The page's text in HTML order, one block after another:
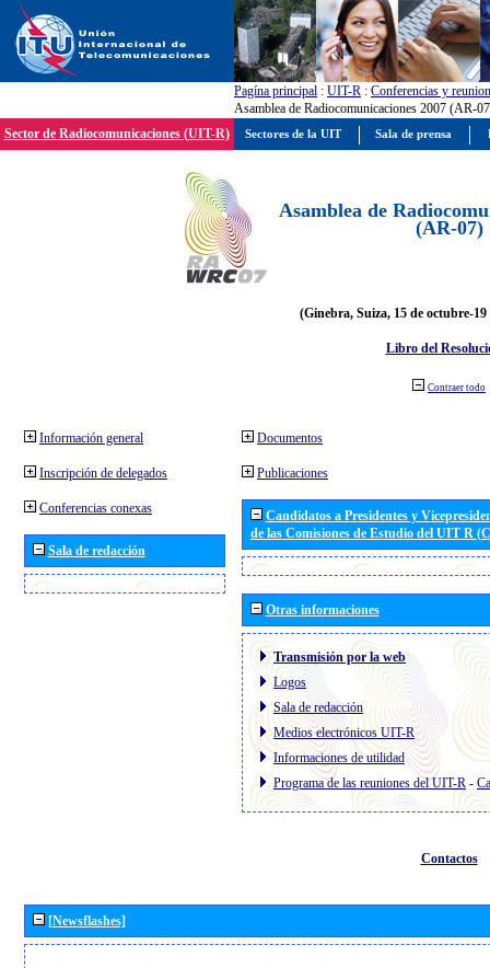
Pagína principal : UIT-R : Conferencias y
Asamblea de Radiocomunicaciones 2007 (AR-
Sector de Radiocomunicaciones (UIT-R)
Asamblea de
(AR-07)
(Ginebra, Suiza, 15 de octubre-19
Libro del
Contraer todo
Información general
Inscripción de delegados
Conferencias conexas
Sala de redacción
Documentos
Publicaciones
Candidatos a Presidentes y
de las Comisiones de Estudio del UIT R
Otras informaciones
Transmisión por la web
Logos
Sala de redacción
Medios electrónicos UIT-R
Informaciones de utilidad
Programa de las reuniones del UIT-R-
Contactos
[Newsflashes]
Sectores de la UIT Sala de prensa